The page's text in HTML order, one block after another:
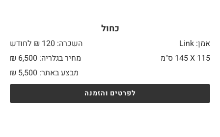
כחול
אמן: Link
השכרה: 120 ₪ לחודש
115 X
מחיר בגלריה: 6,500 ₪
מבצע באתר:
₪ 5,500
לפרטים והזמנה